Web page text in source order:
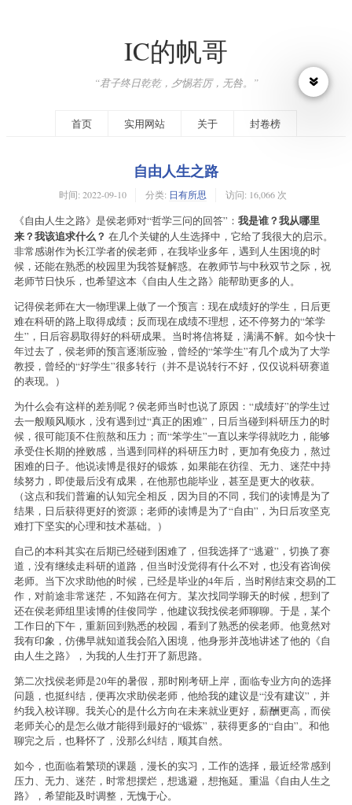
IC的帆哥
“君子终日乾乾，夕惕若厉，无咎。”
首页 实用网站 关于 封卷榜
自由人生之路
时间: 2022-09-10 分类: 日有所思 访问: 16,066 次
《自由人生之路》是侯老师对“哲学三问的回答”： 我是谁？我从哪里
来？我该追求什么？ 在几个关键的人生选择中，它给了我很大的启示。
非常感谢作为长江学者的侯老师，在我毕业多年，遇到人生困境的时
候，还能在熟悉的校园里为我答疑解惑。在教师节与中秋双节之际，祝
老师节日快乐，也希望这本《自由人生之路》能帮助更多的人。
记得侯老师在大一物理课上做了一个预言：现在成绩好的学生，日后更
难在科研的路上取得成绩；反而现在成绩不理想，还不停努力的“笨学
生”，日后容易取得好的科研成果。当时将信将疑，满满不解。如今快十
年过去了，侯老师的预言逐渐应验，曾经的“笨学生”有几个成为了大学
教授，曾经的“好学生”很多转行（并不是说转行不好，仅仅说科研赛道
的表现。）
为什么会有这样的差别呢？侯老师当时也说了原因：“成绩好”的学生过
去一般顺风顺水，没有遇到过“真正的困难”，日后当碰到科研压力的时
候，很可能顶不住煎熬和压力；而“笨学生”一直以来学得就吃力，能够
承受住长期的挫败感，当遇到同样的科研压力时，更加有免疫力，熬过
困难的日子。他说读博是很好的锻炼，如果能在彷徨、无力、迷茫中持
续努力，即使最后没有成果，在他那也能毕业，甚至是更大的收获。
（这点和我们普遍的认知完全相反，因为目的不同，我们的读博是为了
结果，日后获得更好的资源；老师的读博是为了“自由”，为日后攻坚克
难打下坚实的心理和技术基础。）
自己的本科其实在后期已经碰到困难了，但我选择了“逃避”，切换了赛
道，没有继续走科研的道路，但当时没觉得有什么不对，也没有咨询侯
老师。当下次求助他的时候，已经是毕业的4年后，当时刚结束交易的工
作，对前途非常迷茫，不知路在何方。某次找同学聊天的时候，想到了
还在侯老师组里读博的佳俊同学，他建议我找侯老师聊聊。于是，某个
工作日的下午，重新回到熟悉的校园，看到了熟悉的侯老师。他竟然对
我有印象，仿佛早就知道我会陷入困境，他身形并茂地讲述了他的《自
由人生之路》，为我的人生打开了新思路。
第二次找侯老师是20年的暑假，那时刚考研上岸，面临专业方向的选择
问题，也挺纠结，便再次求助侯老师，他给我的建议是“没有建议”，并
约我入校详聊。我关心的是什么方向在未来就业更好，薪酬更高，而侯
老师关心的是怎么做才能得到最好的“锻炼”，获得更多的“自由”。和他
聊完之后，也释怀了，没那么纠结，顺其自然。
如今，也面临着繁琐的课题，漫长的实习，工作的选择，最近经常感到
压力、无力、迷茫，时常想摆烂，想逃避，想拖延。重温《自由人生之
路》，希望能及时调整，无愧于心。